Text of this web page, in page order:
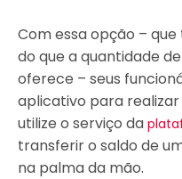
Com essa opção –
do que a quantidade
oferece – seus
aplicativo para realizar
utilize o serviço da
transferir o saldo de
na palma da mão.